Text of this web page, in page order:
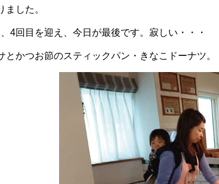
した。
4回目を迎え、今日が最後です。寂しい・・・
とかつお節のスティックパン・ きなこドーナツ。